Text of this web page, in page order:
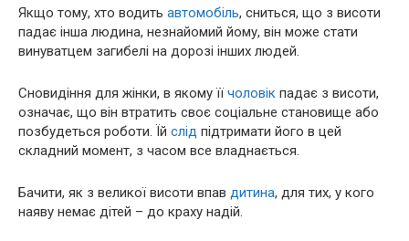
Якщо тому, хто водить автомобіль, сниться, що з висоти
падає інша людина, незнайомий йому, він може стати
винуватцем загибелі на дорозі інших людей.
Сновидіння для жінки, в якому її чоловік падає з висоти,
означає, що він втратить своє соціальне становище або
позбудеться роботи. Їй слід підтримати його в цей
складний момент, з часом все владнається.
Бачити, як з великої висоти впав дитина, для тих, у кого
наяву немає дітей – до краху надій.